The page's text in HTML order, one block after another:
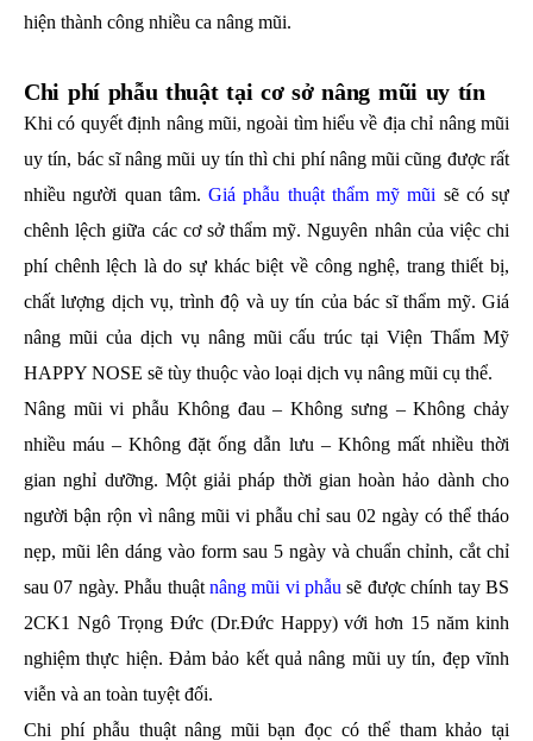
hiện thành công nhiều ca nâng mũi.
Chi phí phẫu thuật tại cơ sở nâng mũi uy tín
Khi có quyết định nâng mũi, ngoài tìm hiểu về địa chỉ nâng mũi
uy tín, bác sĩ nâng mũi uy tín thì chi phí nâng mũi cũng được rất
nhiều người quan tâm. Giá phẫu thuật thẩm mỹ mũi sẽ có sự
chênh lệch giữa các cơ sở thẩm mỹ. Nguyên nhân của việc chi
phí chênh lệch là do sự khác biệt về công nghệ, trang thiết bị,
chất lượng dịch vụ, trình độ và uy tín của bác sĩ thẩm mỹ. Giá
nâng mũi của dịch vụ nâng mũi cấu trúc tại Viện Thẩm Mỹ
HAPPY NOSE sẽ tùy thuộc vào loại dịch vụ nâng mũi cụ thể.
Nâng mũi vi phẫu Không đau – Không sưng – Không chảy
nhiều máu – Không đặt ống dẫn lưu – Không mất nhiều thời
gian nghỉ dưỡng. Một giải pháp thời gian hoàn hảo dành cho
người bận rộn vì nâng mũi vi phẫu chỉ sau 02 ngày có thể tháo
nẹp, mũi lên dáng vào form sau 5 ngày và chuẩn chỉnh, cắt chỉ
sau 07 ngày. Phẫu thuật nâng mũi vi phẫu sẽ được chính tay BS
2CK1 Ngô Trọng Đức (Dr.Đức Happy) với hơn 15 năm kinh
nghiệm thực hiện. Đảm bảo kết quả nâng mũi uy tín, đẹp vĩnh
viễn và an toàn tuyệt đối.
Chi phí phẫu thuật nâng mũi bạn đọc có thể tham khảo tại